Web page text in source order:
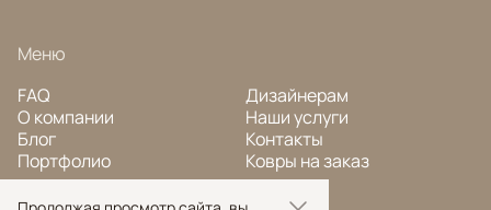
Меню
FAQ
О компании
Блог
Портфолио
Дизайнерам
Наши услуги
Контакты
Ковры на заказ